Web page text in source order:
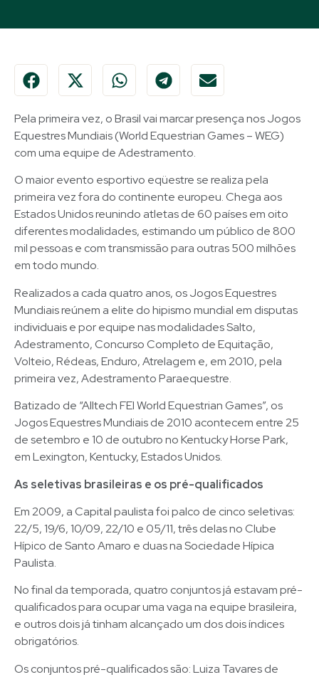
Pela primeira vez, o Brasil vai marcar presença nos Jogos
Equestres Mundiais (World Equestrian Games – WEG)
com uma equipe de Adestramento.
O maior evento esportivo eqüestre se realiza pela
primeira vez fora do continente europeu. Chega aos
Estados Unidos reunindo atletas de 60 países em oito
diferentes modalidades, estimando um público de 800
mil pessoas e com transmissão para outras 500 milhões
em todo mundo.
Realizados a cada quatro anos, os Jogos Equestres
Mundiais reúnem a elite do hipismo mundial em disputas
individuais e por equipe nas modalidades Salto,
Adestramento, Concurso Completo de Equitação,
Volteio, Rédeas, Enduro, Atrelagem e, em 2010, pela
primeira vez, Adestramento Paraequestre.
Batizado de “Alltech FEI World Equestrian Games”, os
Jogos Equestres Mundiais de 2010 acontecem entre 25
de setembro e 10 de outubro no Kentucky Horse Park,
em Lexington, Kentucky, Estados Unidos.
As seletivas brasileiras e os pré-qualificados
Em 2009, a Capital paulista foi palco de cinco seletivas:
22/5, 19/6, 10/09, 22/10 e 05/11, três delas no Clube
Hípico de Santo Amaro e duas na Sociedade Hípica
Paulista.
No final da temporada, quatro conjuntos já estavam pré-
qualificados para ocupar uma vaga na equipe brasileira,
e outros dois já tinham alcançado um dos dois índices
obrigatórios.
Os conjuntos pré-qualificados são: Luiza Tavares de